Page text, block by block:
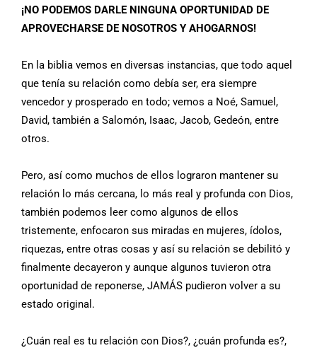
¡NO PODEMOS DARLE NINGUNA OPORTUNIDAD DE
APROVECHARSE DE NOSOTROS Y AHOGARNOS!
En la biblia vemos en diversas instancias, que todo aquel
que tenía su relación como debía ser, era siempre
vencedor y prosperado en todo; vemos a Noé, Samuel,
David, también a Salomón, Isaac, Jacob, Gedeón, entre
otros.
Pero, así como muchos de ellos lograron mantener su
relación lo más cercana, lo más real y profunda con Dios,
también podemos leer como algunos de ellos
tristemente, enfocaron sus miradas en mujeres, ídolos,
riquezas, entre otras cosas y así su relación se debilitó y
finalmente decayeron y aunque algunos tuvieron otra
oportunidad de reponerse, JAMÁS pudieron volver a su
estado original.
¿Cuán real es tu relación con Dios?, ¿cuán profunda es?,